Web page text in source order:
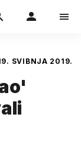
SVIBNJA 2019.